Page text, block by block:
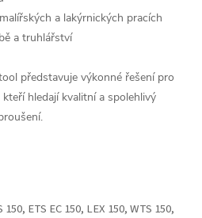
a lakýrnických pracích
a truhlářství
představuje výkonné řešení pro
hledají kvalitní a spolehlivý
ETS EC 150, LEX 150, WTS 150,